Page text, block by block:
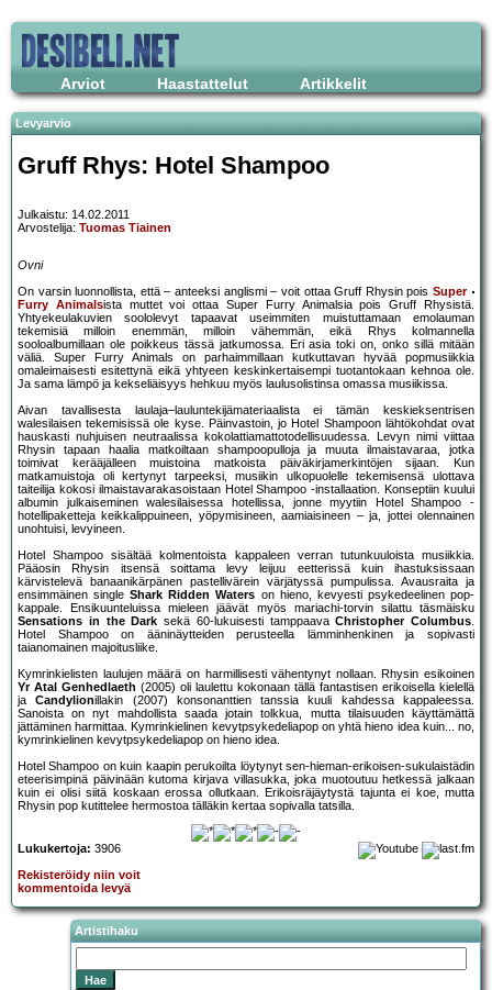
Arviot Haastattelut Artikkelit
Levyarvio
Gruff Rhys: Hotel Shampoo
Julkaistu: 14.02.2011
Arvostelija: Tuomas Tiainen
Ovni
On varsin luonnollista, että – anteeksi anglismi – voit ottaa Gruff Rhysin pois Super
Furry Animalsista muttet voi ottaa Super Furry Animalsia pois Gruff Rhysistä.
Yhtyekeulakuvien soololevyt tapaavat useimmiten muistuttamaan emolauman
tekemisiä milloin enemmän, milloin vähemmän, eikä Rhys kolmannella
sooloalbumillaan ole poikkeus tässä jatkumossa. Eri asia toki on, onko sillä mitään
väliä. Super Furry Animals on parhaimmillaan kutkuttavan hyvää popmusiikkia
omaleimaisesti esitettynä eikä yhtyeen keskinkertaisempi tuotantokaan kehnoa ole.
Ja sama lämpö ja kekseliäisyys hehkuu myös laulusolistinsa omassa musiikissa.
Aivan tavallisesta laulaja–lauluntekijämateriaalista ei tämän keskieksentrisen
walesilaisen tekemisissä ole kyse. Päinvastoin, jo Hotel Shampoon lähtökohdat ovat
hauskasti nuhjuisen neutraalissa kokolattiamattotodellisuudessa. Levyn nimi viittaa
Rhysin tapaan haalia matkoiltaan shampoopulloja ja muuta ilmaistavaraa, jotka
toimivat kerääjälleen muistoina matkoista päiväkirjamerkintöjen sijaan. Kun
matkamuistoja oli kertynyt tarpeeksi, musiikin ulkopuolelle tekemisensä ulottava
taiteilija kokosi ilmaistavarakasoistaan Hotel Shampoo -installaation. Konseptiin kuului
albumin julkaiseminen walesilaisessa hotellissa, jonne myytiin Hotel Shampoo -
hotellipaketteja keikkalippuineen, yöpymisineen, aamiaisineen – ja, jottei olennainen
unohtuisi, levyineen.
Hotel Shampoo sisältää kolmentoista kappaleen verran tutunkuuloista musiikkia.
Pääosin Rhysin itsensä soittama levy leijuu eetterissä kuin ihastuksissaan
kärvistelevä banaanikärpänen pastellivärein värjätyssä pumpulissa. Avausraita ja
ensimmäinen singleShark Ridden Waters on hieno, kevyesti psykedeelinen pop-
kappale. Ensikuunteluissa mieleen jäävät myös mariachi-torvin silattu täsmäisku
Sensations in the Dark sekä 60-lukuisesti tamppaavaChristopher Columbus.
Hotel Shampoo on ääninäytteiden perusteella lämminhenkinen ja sopivasti
taianomainen majoitusliike.
Kymrinkielisten laulujen määrä on harmillisesti vähentynyt nollaan. Rhysin esikoinen
Yr Atal Genhedlaeth (2005) oli laulettu kokonaan tällä fantastisen erikoisella kielellä
jaCandylionillakin (2007) konsonanttien tanssia kuuli kahdessa kappaleessa.
Sanoista on nyt mahdollista saada jotain tolkkua, mutta tilaisuuden käyttämättä
jättäminen harmittaa. Kymrinkielinen kevytpsykedeliapop on yhtä hieno idea kuin... no,
kymrinkielinen kevytpsykedeliapop on hieno idea.
Hotel Shampoo on kuin kaapin perukoilta löytynyt sen-hieman-erikoisen-sukulaistädin
eteerisimpinä päivinään kutoma kirjava villasukka, joka muotoutuu hetkessä jalkaan
kuin ei olisi siitä koskaan erossa ollutkaan. Erikoisräjäytystä tajunta ei koe, mutta
Rhysin pop kutittelee hermostoa tälläkin kertaa sopivalla tatsilla.
Lukukertoja: 3906
Rekisteröidy niin voit
kommentoida levyä
Artistihaku